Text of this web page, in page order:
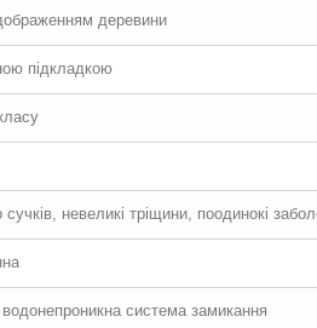
деревини
підкладкою
невеликі тріщини, поодинокі
система замикання